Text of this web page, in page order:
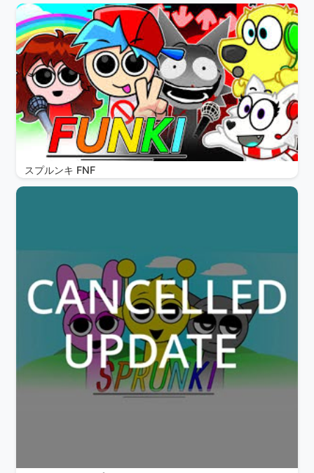
スプルンキ FNF